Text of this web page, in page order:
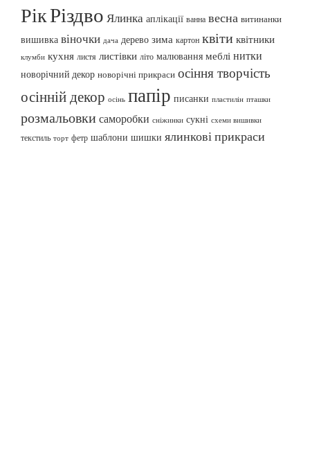
РікРіздво Ялинка аплікації ванна весна витинанки
вишивка віночки дача дерево зима картон квіти квітники
клумби кухня листя листівки літо малювання меблі нитки
новорічний декор новорічні прикраси осіння творчість
осінній декор осінь папір писанки пластилін пташки
розмальовки саморобки сніжинки сукні схеми вишивки
текстиль торт фетр шаблони шишки ялинкові прикраси